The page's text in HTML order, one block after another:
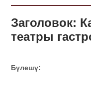
Заголовок:
театры
Бүлешү: